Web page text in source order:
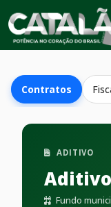
Contratos
ADITIVO
Aditivo
Fundo